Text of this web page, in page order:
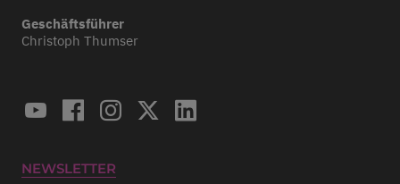
Geschäftsführer
Christoph Thumser
NEWSLETTER